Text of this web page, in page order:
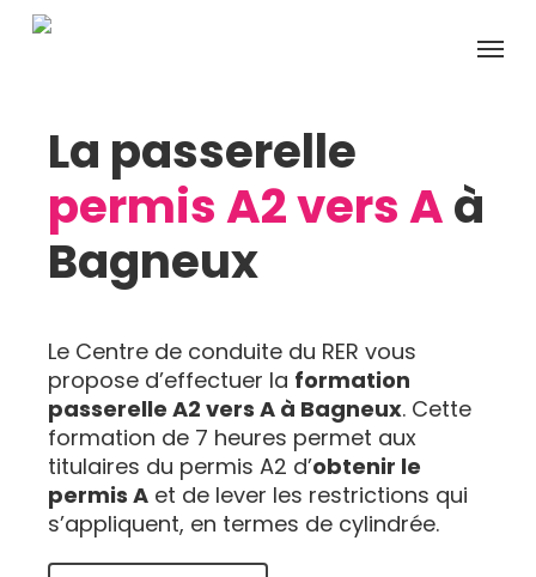
Skip
Menu
La passerelle
permis A2 vers Aà
Bagneux
Le Centre de conduite du RER vous
propose d’effectuer la formation
passerelle A2 vers A à Bagneux. Cette
formation de 7 heures permet aux
titulaires du permis A2 d’obtenir le
permis A et de lever les restrictions qui
s’appliquent, en termes de cylindrée.